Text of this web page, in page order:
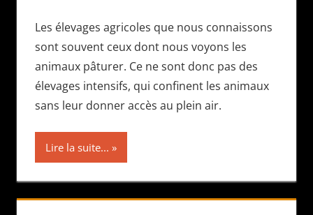
Les élevages agricoles que nous connaissons
sont souvent ceux dont nous voyons les
animaux pâturer. Ce ne sont donc pas des
élevages intensifs, qui confinent les animaux
sans leur donner accès au plein air.
Lire la suite...